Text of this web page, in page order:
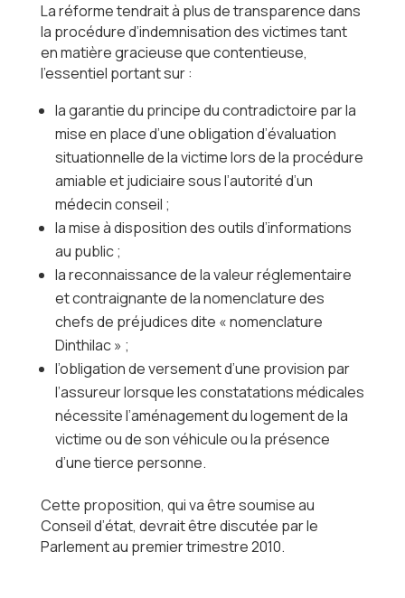
La réforme tendrait à plus de transparence dans
la procédure d’indemnisation des victimes tant
en matière gracieuse que contentieuse,
l’essentiel portant sur :
la garantie du principe du contradictoire par la
mise en place d’une obligation d’évaluation
situationnelle de la victime lors de la procédure
amiable et judiciaire sous l’autorité d’un
médecin conseil ;
la mise à disposition des outils d’informations
au public ;
la reconnaissance de la valeur réglementaire
et contraignante de la nomenclature des
chefs de préjudices dite « nomenclature
Dinthilac » ;
l’obligation de versement d’une provision par
l’assureur lorsque les constatations médicales
nécessite l’aménagement du logement de la
victime ou de son véhicule ou la présence
d’une tierce personne.
Cette proposition, qui va être soumise au
Conseil d’état, devrait être discutée par le
Parlement au premier trimestre 2010.